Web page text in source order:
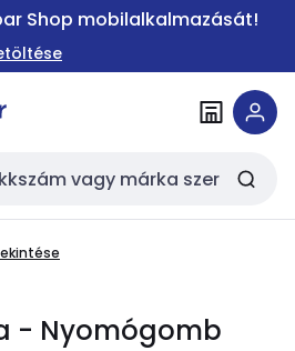
Shop mobilalkalmazását!
- Nyomógomb